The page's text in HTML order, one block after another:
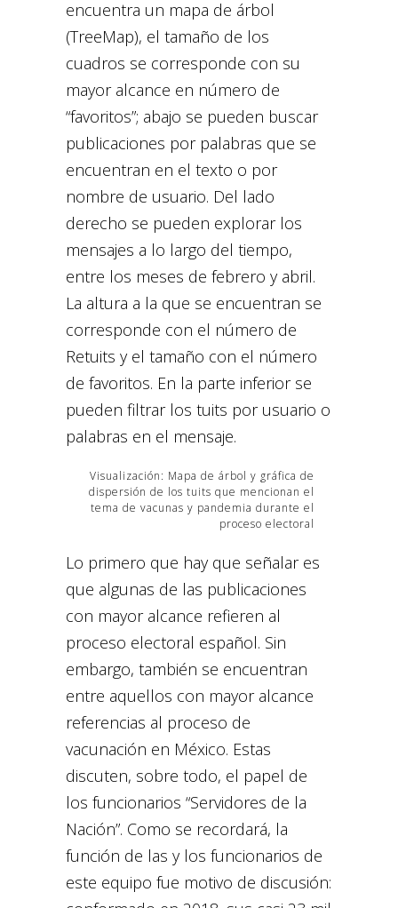
encuentra un mapa de árbol
(TreeMap), el tamaño de los
cuadros se corresponde con su
mayor alcance en número de
“favoritos”; abajo se pueden buscar
publicaciones por palabras que se
encuentran en el texto o por
nombre de usuario. Del lado
derecho se pueden explorar los
mensajes a lo largo del tiempo,
entre los meses de febrero y abril.
La altura a la que se encuentran se
corresponde con el número de
Retuits y el tamaño con el número
de favoritos. En la parte inferior se
pueden filtrar los tuits por usuario o
palabras en el mensaje.
Visualización: Mapa de árbol y gráfica de
dispersión de los tuits que mencionan el
tema de vacunas y pandemia durante el
proceso electoral
Lo primero que hay que señalar es
que algunas de las publicaciones
con mayor alcance refieren al
proceso electoral español. Sin
embargo, también se encuentran
entre aquellos con mayor alcance
referencias al proceso de
vacunación en México. Estas
discuten, sobre todo, el papel de
los funcionarios “Servidores de la
Nación”. Como se recordará, la
función de las y los funcionarios de
este equipo fue motivo de discusión: